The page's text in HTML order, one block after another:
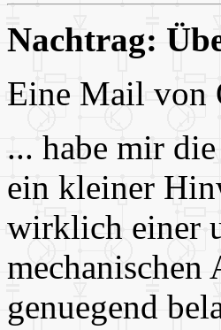
Nachtrag:
Eine Mail von
... habe mir
ein kleiner
wirklich einer
genuegend